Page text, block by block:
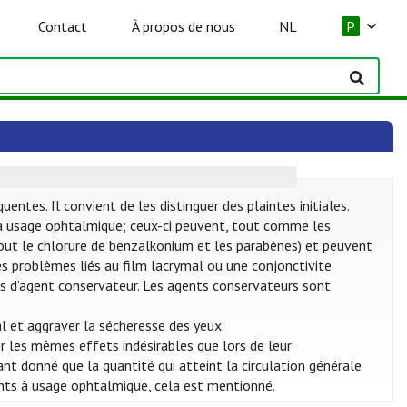
Contact À propos de nous NL P
Il convient de les distinguer des plaintes initiales.
ophtalmique; ceux-ci peuvent, tout comme les
le chlorure de benzalkonium et les parabènes) et peuvent
problèmes liés au film lacrymal ou une conjonctivite
conservateur. Les agents conservateurs sont
aggraver la sécheresse des yeux.
les mêmes effets indésirables que lors de leur
donné que la quantité qui atteint la circulation générale
à usage ophtalmique, cela est mentionné.